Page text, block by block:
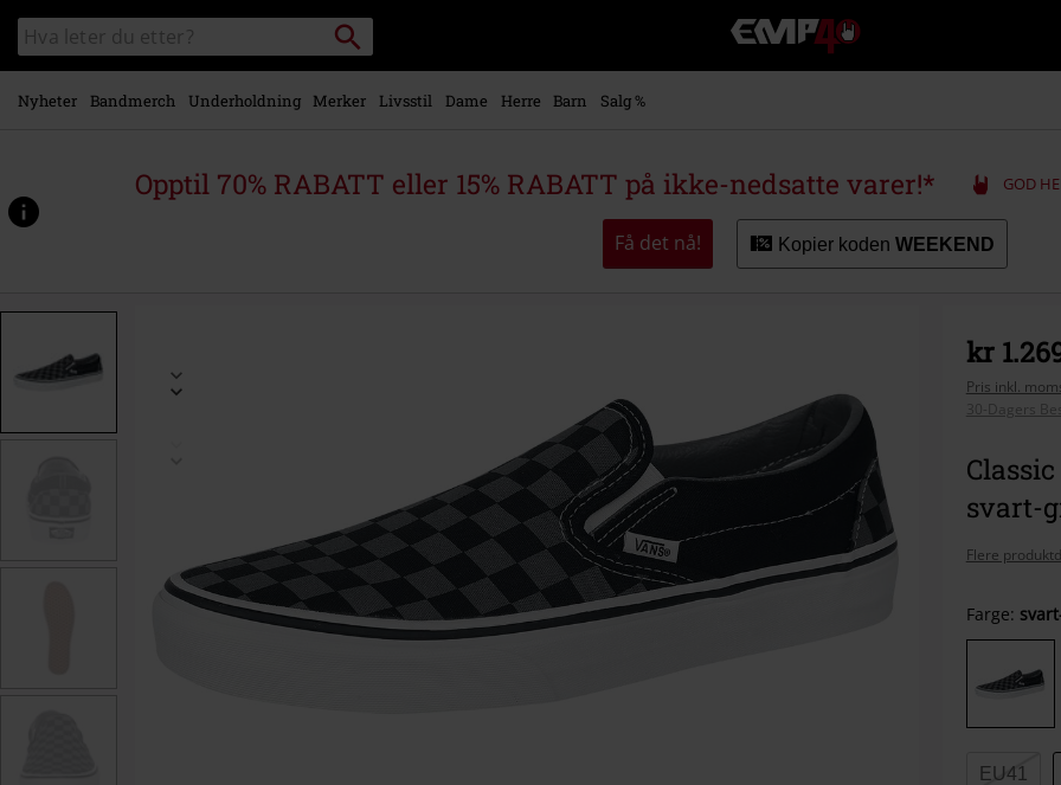
Skipp til
hovedinnhold
Søk
i
katalogen
Søk
EMP
-
Musikk,
merch
Alternativ
mote
Nyheter Bandmerch Underholdning Merker Livsstil Dame Herre Barn Salg %
Opptil 70% RABATT eller 15% RABATT på ikke-nedsatte varer!* GOD
Få det nå! Kopier koden WEEKEND
www.emp-
kr
Pris inkl.
30-Dagers
svart-
Flere
Velg
størrelse
Farge:
EU41